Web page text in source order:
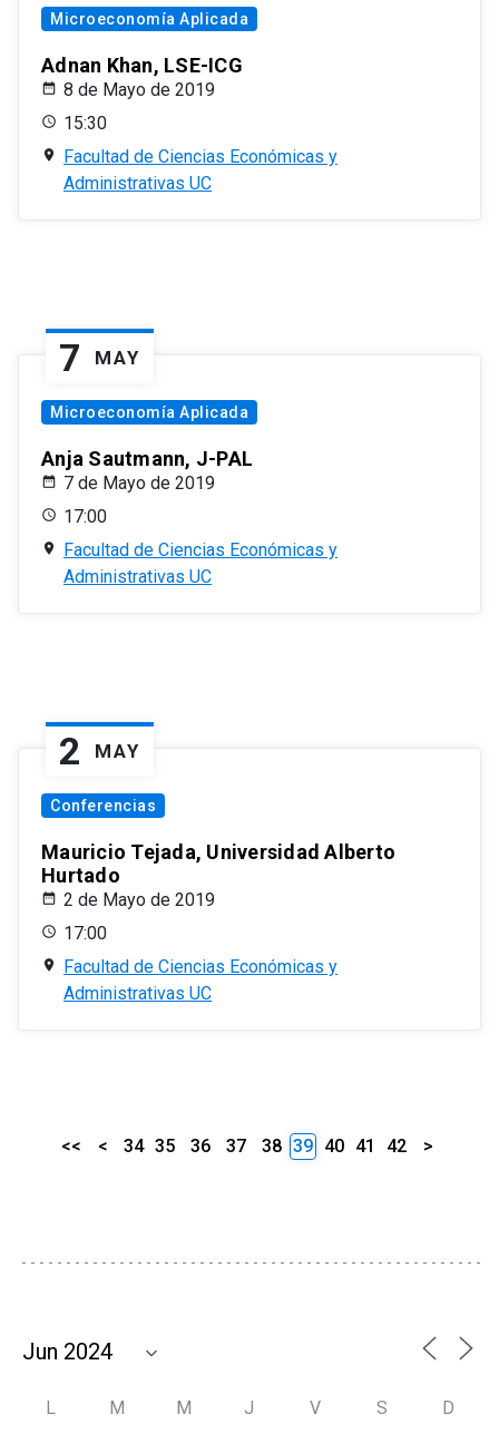
Microeconomía Aplicada
Adnan Khan, LSE-ICG
8 de Mayo de 2019
15:30
Facultad de Ciencias Económicas y
Administrativas UC
7 MAY
Microeconomía Aplicada
Anja Sautmann, J-PAL
7 de Mayo de 2019
17:00
Facultad de Ciencias Económicas y
Administrativas UC
2 MAY
Conferencias
Mauricio Tejada, Universidad Alberto
Hurtado
2 de Mayo de 2019
17:00
Facultad de Ciencias Económicas y
Administrativas UC
<< < 34 35 36 37 38 39 40 41 42 >
L M M J V S D